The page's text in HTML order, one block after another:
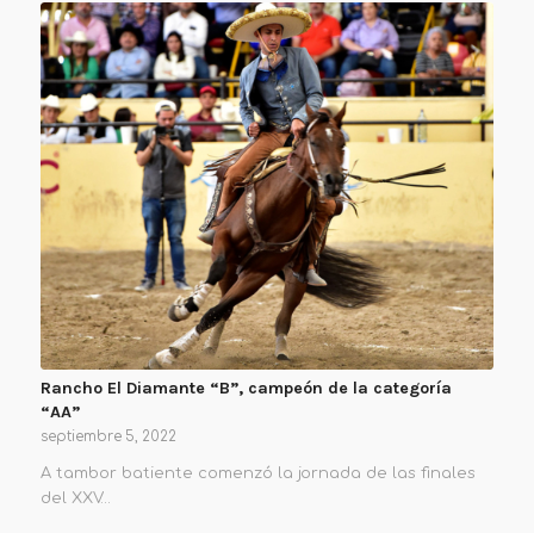
Rancho El Diamante “B”, campeón de la categoría
“AA”
septiembre 5, 2022
A tambor batiente comenzó la jornada de las finales
del XXV…